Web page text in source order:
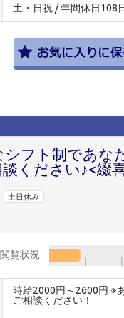
土・日祝 / 年間休日108
フト制であな
ください♪<綴
土日休み
閲覧状況
時給2000円～2600円 ※
ご相談ください！